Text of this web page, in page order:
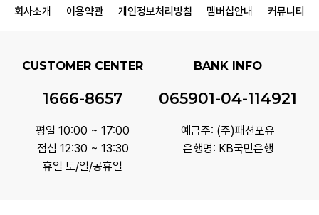
회사소개 이용약관 개인정보처리방침 멤버십안내 커뮤니티
CUSTOMER CENTER
1666-8657
평일 10:00 ~ 17:00
점심 12:30 ~ 13:30
휴일 토/일/공휴일
BANK INFO
065901-04-114921
예금주: (주)패션포유
은행명: KB국민은행